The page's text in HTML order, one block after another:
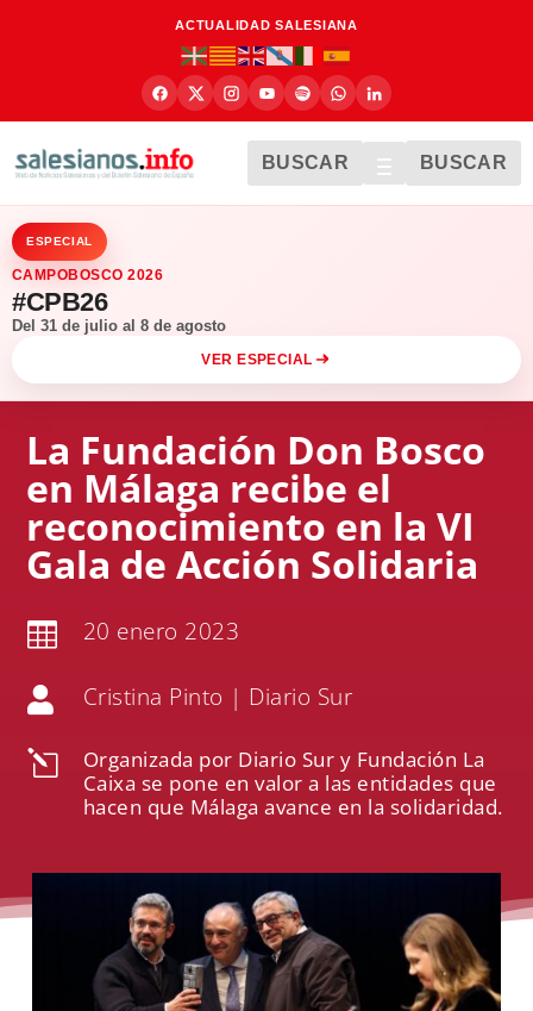
ACTUALIDAD SALESIANA
BUSCAR BUSCAR
ESPECIAL
CAMPOBOSCO 2026
#CPB26
Del 31 de julio al 8 de agosto
VER ESPECIAL
La Fundación Don Bosco
en Málaga recibe el
reconocimiento en la VI
Gala de Acción Solidaria
 20 enero 2023
 Cristina Pinto | Diario Sur
l
Organizada por Diario Sur y Fundación La
Caixa se pone en valor a las entidades que
hacen que Málaga avance en la solidaridad.